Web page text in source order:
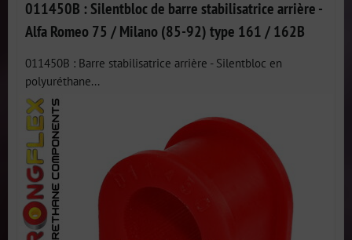
011450B : Silentbloc de barre stabilisatrice arrière -
Alfa Romeo 75 / Milano (85-92) type 161 / 162B
011450B : Barre stabilisatrice arrière - Silentbloc en
polyuréthane...